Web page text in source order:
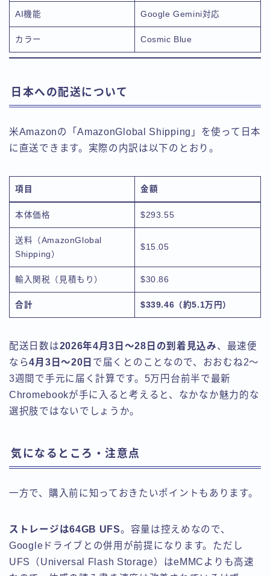
AI機能 Google Gemini対応
カラー Cosmic Blue
日本への配送について
米Amazonの「AmazonGlobal Shipping」を使って日本
に直送できます。実際の内訳は以下のとおり。
項目 金額
本体価格 $293.55
送料（AmazonGlobal
Shipping）
$15.05
輸入関税（見積もり） $30.86
合計 $339.46（約5.1万円）
配送日数は2026年4月3日〜28日の到着見込み、最速便
なら4月3日〜20日 で届くとのことなので、おおむね2〜
3週間で手元に届く計算です。5万円台前半で最新
Chromebookが手に入ると考えると、なかなか魅力的な
選択肢ではないでしょうか。
気になるところ・注意点
一方で、購入前に知っておきたいポイントもあります。
ストレージは64GB UFS。容量は控えめなので、
Googleドライブとの併用が前提になります。ただし
UFS（Universal Flash Storage）はeMMCよりも高速